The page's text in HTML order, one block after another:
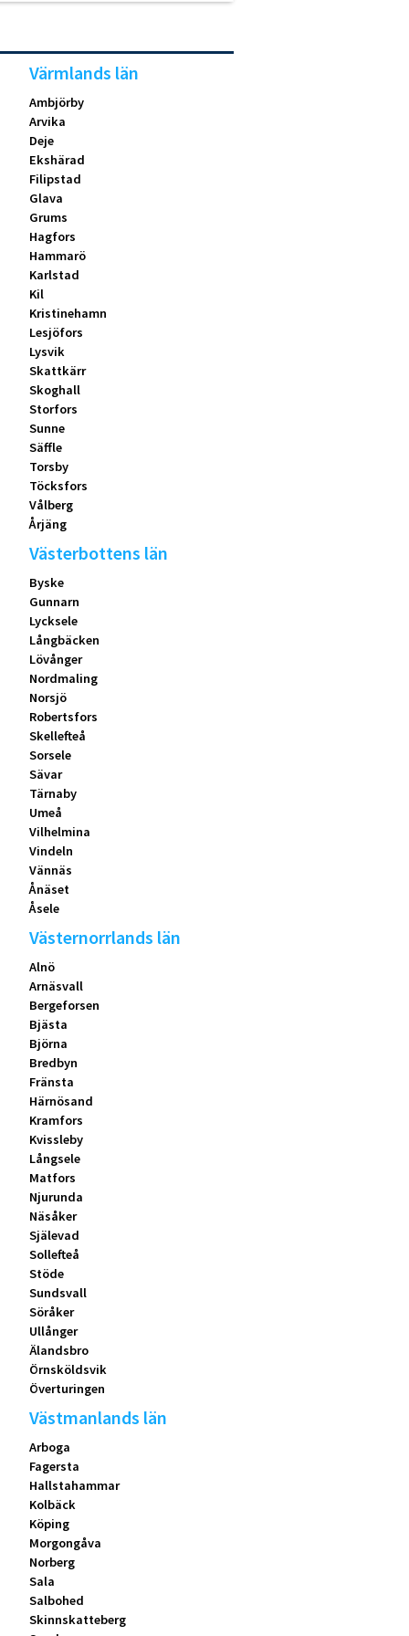
Värmlands län
Ambjörby
Arvika
Deje
Ekshärad
Filipstad
Glava
Grums
Hagfors
Hammarö
Karlstad
Kil
Kristinehamn
Lesjöfors
Lysvik
Skattkärr
Skoghall
Storfors
Sunne
Säffle
Torsby
Töcksfors
Vålberg
Årjäng
Västerbottens län
Byske
Gunnarn
Lycksele
Långbäcken
Lövånger
Nordmaling
Norsjö
Robertsfors
Skellefteå
Sorsele
Sävar
Tärnaby
Umeå
Vilhelmina
Vindeln
Vännäs
Ånäset
Åsele
Västernorrlands län
Alnö
Arnäsvall
Bergeforsen
Bjästa
Björna
Bredbyn
Fränsta
Härnösand
Kramfors
Kvissleby
Långsele
Matfors
Njurunda
Näsåker
Själevad
Sollefteå
Stöde
Sundsvall
Söråker
Ullånger
Älandsbro
Örnsköldsvik
Överturingen
Västmanlands län
Arboga
Fagersta
Hallstahammar
Kolbäck
Köping
Morgongåva
Norberg
Sala
Salbohed
Skinnskatteberg